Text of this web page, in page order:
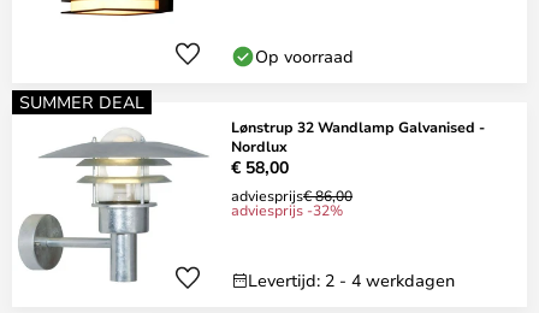
Op voorraad
SUMMER DEAL
Lønstrup 32 Wandlamp Galvanised -
Nordlux
€ 58,00
adviesprijs€ 86,00
adviesprijs -32%
Levertijd: 2 - 4 werkdagen